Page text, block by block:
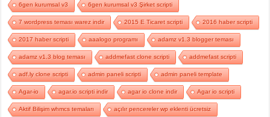
6gen kurumsal v3 6gen kurumsal v3 Şirket scripti
7 wordpress teması warez indir 2015 E Ticaret scripti 2016 haber scripti
2017 haber scripti aaalogo programı adamz v1.3 blogger teması
adamz v1.3 blog teması addmefast clone scripti addmefast scripti
adf.ly clone scripti admin paneli scripti admin paneli template
Agar-io agar.io scripti indir agar io clone indir Agar io scripti
Aktif Bilişim whmcs temaları açılır pencereler wp eklenti ücretsiz